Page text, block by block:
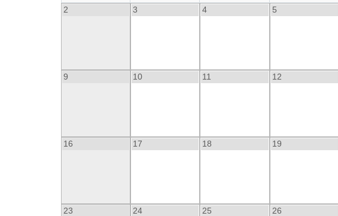
2 3 4 5
9 10 11 12
16 17 18 19
23 24 25 26